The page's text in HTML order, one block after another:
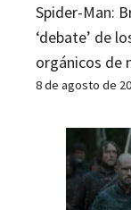
Spider-Man:
‘debate’ de
orgánicos de
8 de agosto de